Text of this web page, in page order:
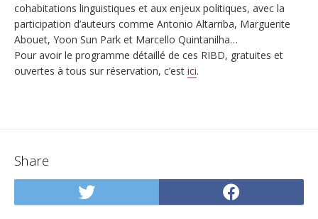
cohabitations linguistiques et aux enjeux politiques, avec la
participation d’auteurs comme Antonio Altarriba, Marguerite
Abouet, Yoon Sun Park et Marcello Quintanilha…
Pour avoir le programme détaillé de ces RIBD, gratuites et
ouvertes à tous sur réservation, c’est ici.
Share
Share
on
on